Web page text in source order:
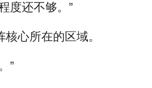
度还不够。”
心所在的区域。
”